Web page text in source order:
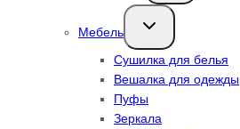
Мебель
Переключить
дочернее
Сушилка для белья
Вешалка для одежды
Пуфы
Зеркала